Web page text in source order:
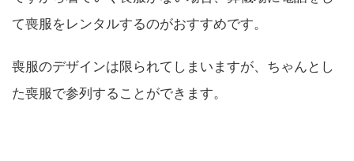
て喪服をレンタルするのがおすすめです。
喪服のデザインは限られてしまいますが、ちゃんとし
た喪服で参列することができます。